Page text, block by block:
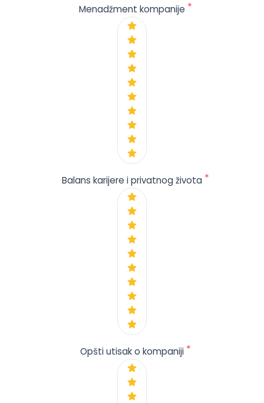
Menadžment kompanije *
Balans karijere i privatnog života *
Opšti utisak o kompaniji *